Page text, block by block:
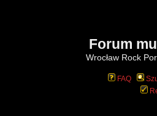
Forum
Wrocław Rock
FAQ